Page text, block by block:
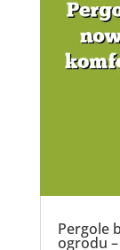
Pergole
ogrodu